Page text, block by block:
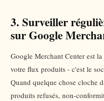
3. Surveiller
sur Google
Google Merchant Center est
votre flux produits - c'est le
Quand quelque chose cloche
produits refusés, non-